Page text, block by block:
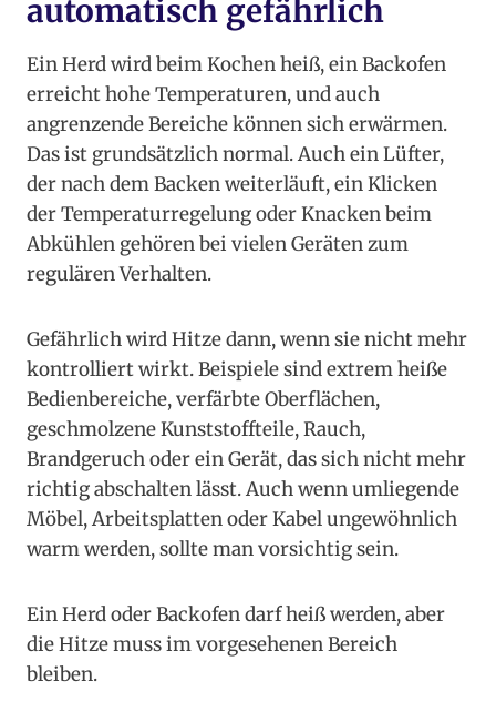
automatisch gefährlich
Ein Herd wird beim Kochen heiß, ein Backofen
erreicht hohe Temperaturen, und auch
angrenzende Bereiche können sich erwärmen.
Das ist grundsätzlich normal. Auch ein Lüfter,
der nach dem Backen weiterläuft, ein Klicken
der Temperaturregelung oder Knacken beim
Abkühlen gehören bei vielen Geräten zum
regulären Verhalten.
Gefährlich wird Hitze dann, wenn sie nicht mehr
kontrolliert wirkt. Beispiele sind extrem heiße
Bedienbereiche, verfärbte Oberflächen,
geschmolzene Kunststoffteile, Rauch,
Brandgeruch oder ein Gerät, das sich nicht mehr
richtig abschalten lässt. Auch wenn umliegende
Möbel, Arbeitsplatten oder Kabel ungewöhnlich
warm werden, sollte man vorsichtig sein.
Ein Herd oder Backofen darf heiß werden, aber
die Hitze muss im vorgesehenen Bereich
bleiben.